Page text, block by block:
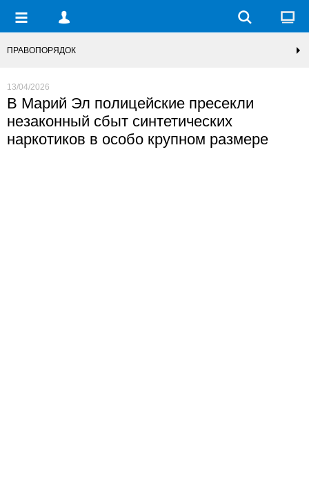
ПРАВОПОРЯДОК
13/04/2026
В Марий Эл полицейские пресекли
незаконный сбыт синтетических
наркотиков в особо крупном размере